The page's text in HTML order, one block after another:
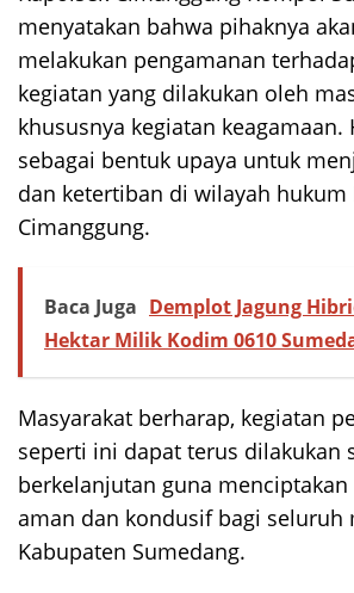
menyatakan bahwa pihaknya
melakukan pengamanan
kegiatan yang dilakukan oleh
khususnya kegiatan
sebagai bentuk upaya untuk
dan ketertiban di wilayah hukum
Cimanggung.
Baca Juga Demplot Jagung
Hektar Milik Kodim 0610
Masyarakat berharap, kegiatan
seperti ini dapat terus dilakukan
berkelanjutan guna
aman dan kondusif bagi seluruh
Kabupaten Sumedang.